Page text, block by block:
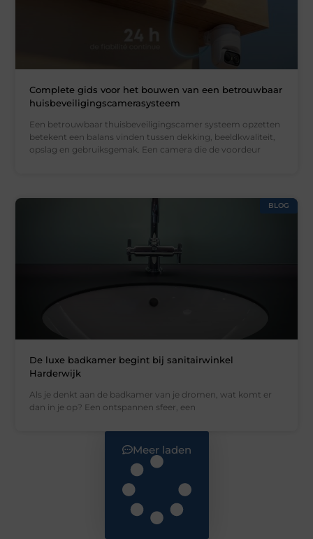
Complete gids voor het bouwen van een betrouwbaar
huisbeveiligingscamerasysteem
Een betrouwbaar thuisbeveiligingscamer systeem opzetten
betekent een balans vinden tussen dekking, beeldkwaliteit,
opslag en gebruiksgemak. Een camera die de voordeur
BLOG
De luxe badkamer begint bij sanitairwinkel
Harderwijk
Als je denkt aan de badkamer van je dromen, wat komt er
dan in je op? Een ontspannen sfeer, een
Meer laden